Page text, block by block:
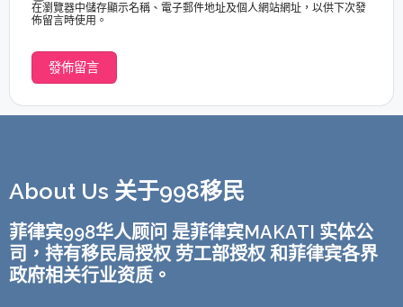
在瀏覽器中儲存顯示名稱、電子郵件地址及個人網站網址，以供下次發
佈留言時使用。
About Us 关于998移民
菲律宾998华人顾问 是菲律宾MAKATI 实体公
司，持有移民局授权 劳工部授权 和菲律宾各界
政府相关行业资质。